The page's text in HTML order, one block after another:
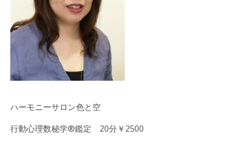
ハーモニーサロン色と空
行動心理数秘学®鑑定 20分￥2500